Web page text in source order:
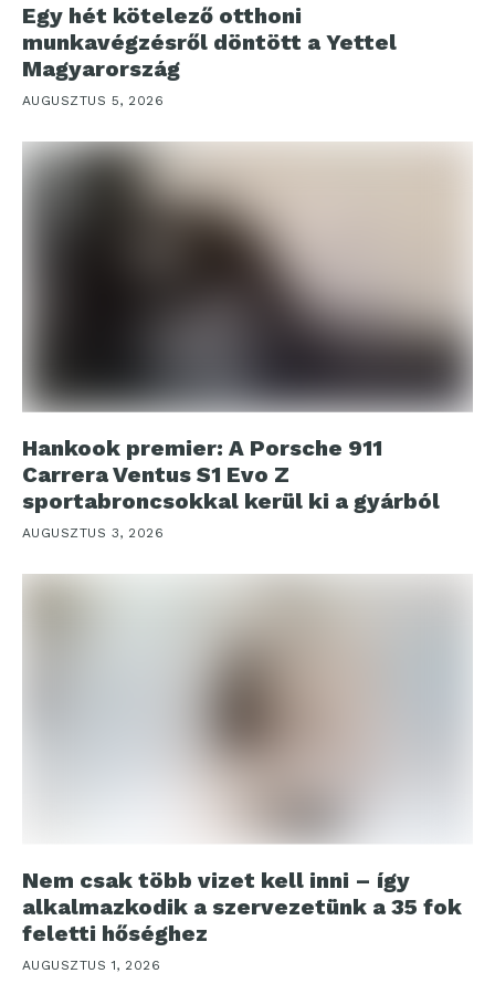
Egy hét kötelező otthoni
munkavégzésről döntött a Yettel
Magyarország
AUGUSZTUS 5, 2026
Hankook premier: A Porsche 911
Carrera Ventus S1 Evo Z
sportabroncsokkal kerül ki a gyárból
AUGUSZTUS 3, 2026
Nem csak több vizet kell inni – így
alkalmazkodik a szervezetünk a 35 fok
feletti hőséghez
AUGUSZTUS 1, 2026